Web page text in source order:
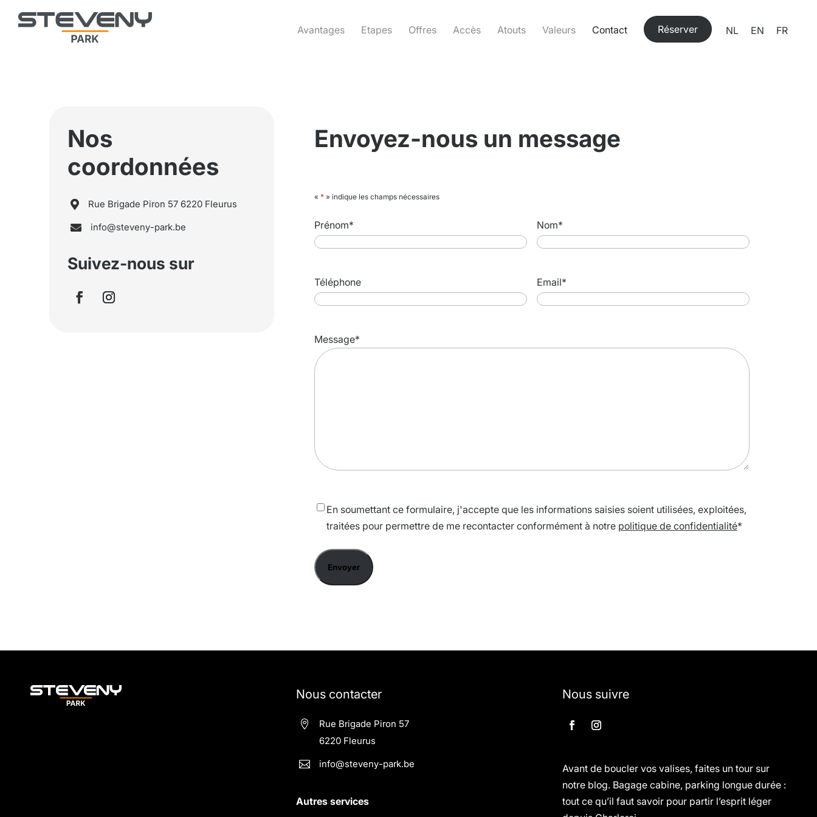
Avantages Etapes Offres Accès Atouts Valeurs Contact Réserver NL EN FR
Nos
coordonnées
 Rue Brigade Piron 57 6220 Fleurus
 info@steveny-park.be
Suivez-nous sur
Envoyez-nous un message
« *» indique les champs nécessaires
Prénom* Nom*
Téléphone Email*
Message*
Consentement*
En soumettant ce formulaire, j'accepte que les informations saisies soient utilisées, exploitées,
traitées pour permettre de me recontacter conformément à notre politique de confidentialité*
Nous contacter

Rue Brigade Piron 57
6220 Fleurus
 info@steveny-park.be
Autres services
Nous suivre
Avant de boucler vos valises, faites un tour sur
notre blog. Bagage cabine, parking longue durée :
tout ce qu’il faut savoir pour partir l’esprit léger